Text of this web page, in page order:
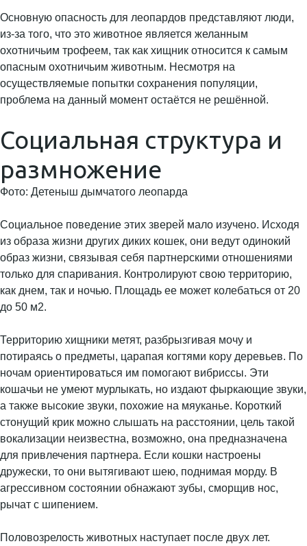
Основную опасность для леопардов представляют люди,
из-за того, что это животное является желанным
охотничьим трофеем, так как хищник относится к самым
опасным охотничьим животным. Несмотря на
осуществляемые попытки сохранения популяции,
проблема на данный момент остаётся не решённой.
Социальная структура и
размножение
Фото: Детеныш дымчатого леопарда
Социальное поведение этих зверей мало изучено. Исходя
из образа жизни других диких кошек, они ведут одинокий
образ жизни, связывая себя партнерскими отношениями
только для спаривания. Контролируют свою территорию,
как днем, так и ночью. Площадь ее может колебаться от 20
до 50 м2.
Территорию хищники метят, разбрызгивая мочу и
потираясь о предметы, царапая когтями кору деревьев. По
ночам ориентироваться им помогают вибриссы. Эти
кошачьи не умеют мурлыкать, но издают фыркающие звуки,
а также высокие звуки, похожие на мяуканье. Короткий
стонущий крик можно слышать на расстоянии, цель такой
вокализации неизвестна, возможно, она предназначена
для привлечения партнера. Если кошки настроены
дружески, то они вытягивают шею, поднимая морду. В
агрессивном состоянии обнажают зубы, сморщив нос,
рычат с шипением.
Половозрелость животных наступает после двух лет.